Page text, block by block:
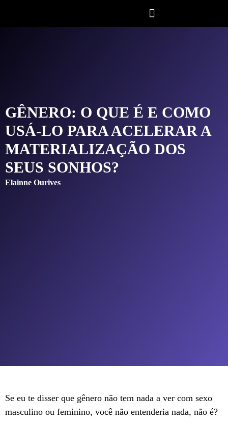
GÊNERO: O QUE É E COMO
USÁ-LO PARA ACELERAR A
MATERIALIZAÇÃO DOS
SEUS SONHOS?
Elainne Ourives
Se eu te disser que gênero não tem nada a ver com sexo
masculino ou feminino, você não entenderia nada, não é?